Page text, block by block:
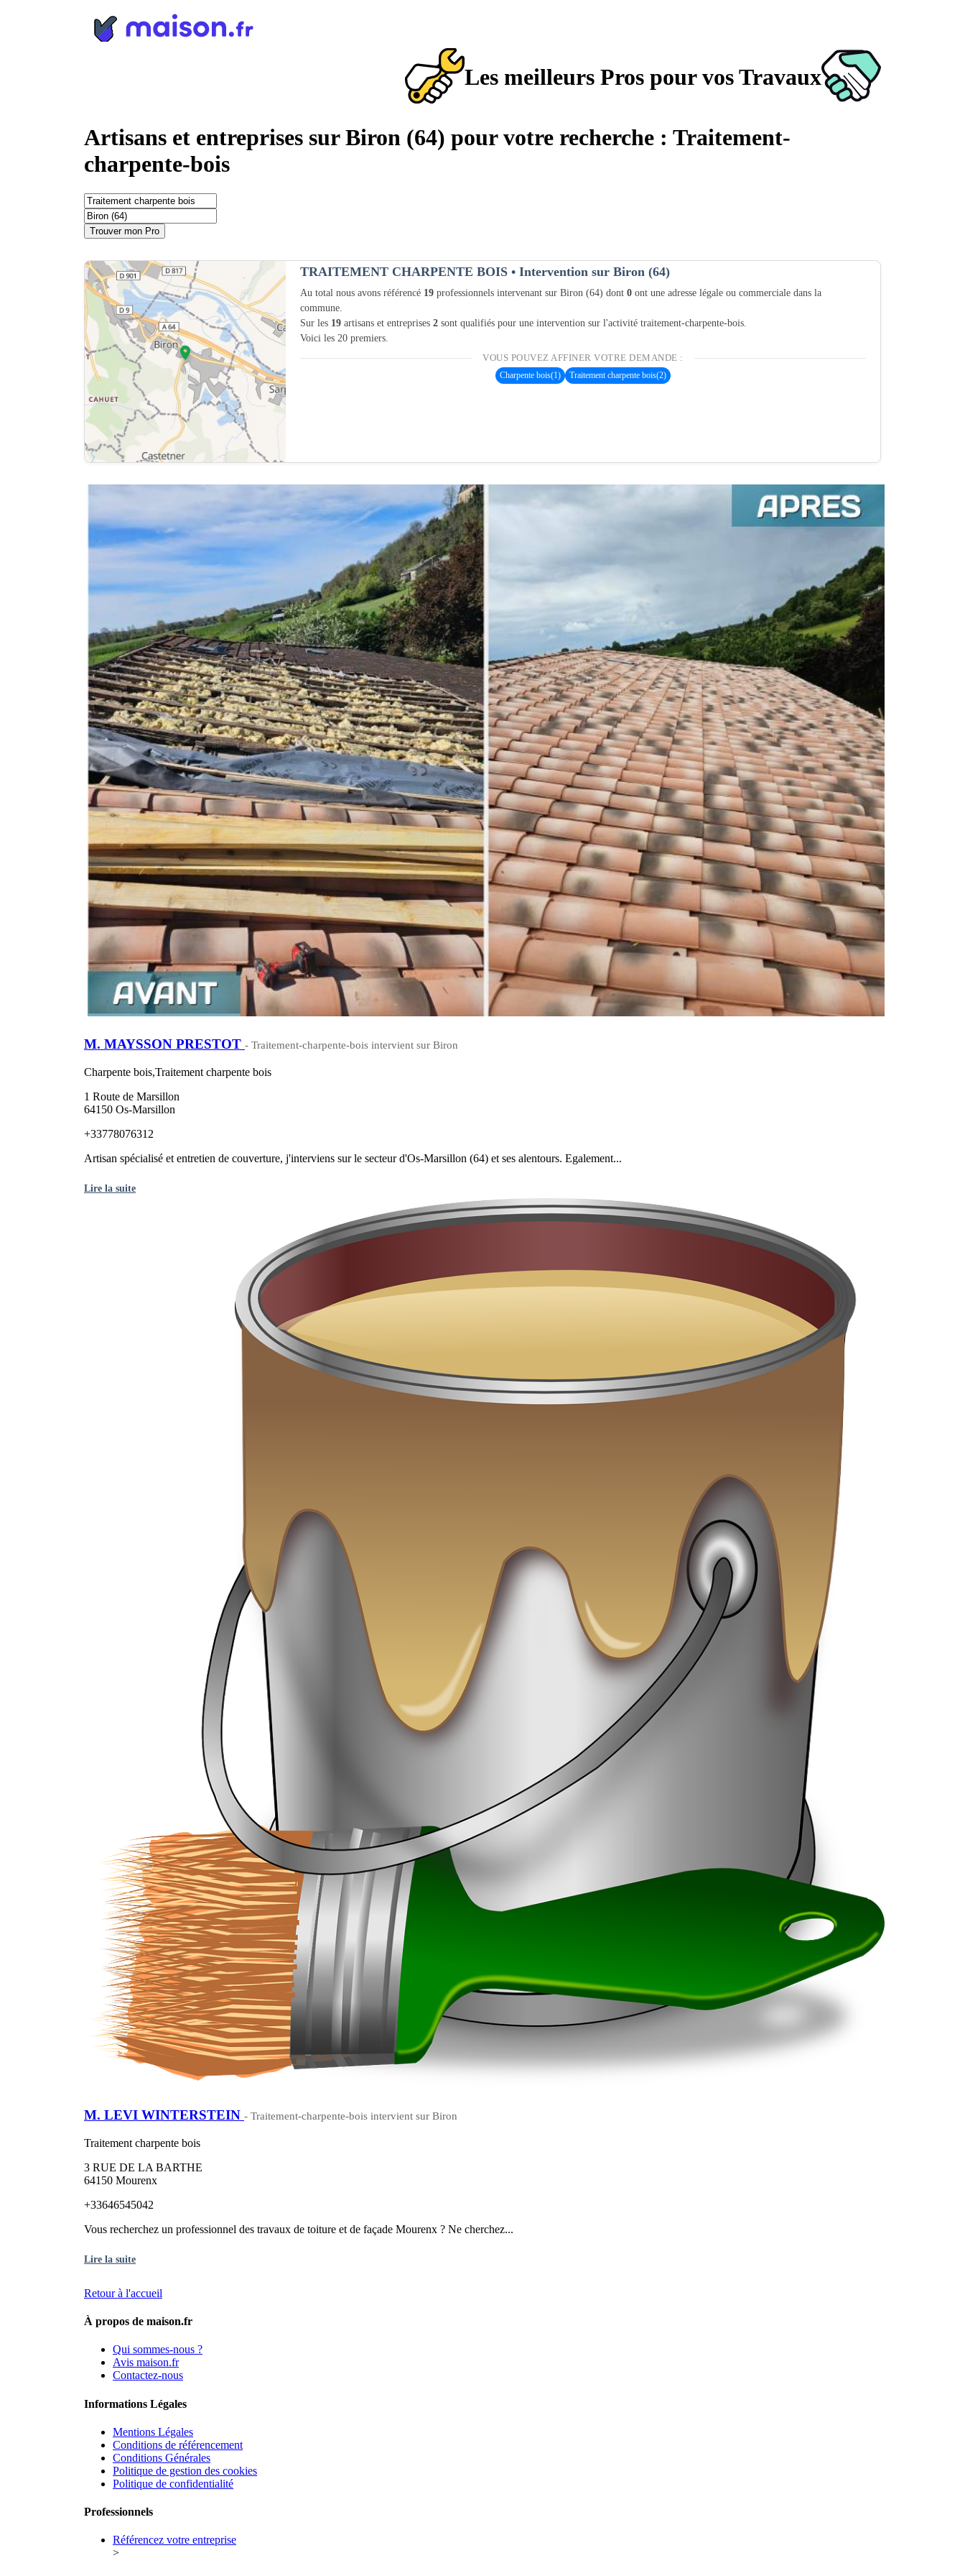
Les meilleurs Pros pour vos Travaux
Artisans et entreprises sur Biron (64) pour votre recherche : Traitement-
charpente-bois
Trouver mon Pro
TRAITEMENT CHARPENTE BOIS • Intervention sur Biron (64)
Au total nous avons référencé 19 professionnels intervenant sur Biron (64) dont 0 ont une adresse légale ou commerciale dans la
commune.
Sur les 19 artisans et entreprises 2 sont qualifiés pour une intervention sur l'activité traitement-charpente-bois.
Voici les 20 premiers.
VOUS POUVEZ AFFINER VOTRE DEMANDE :
Charpente bois(1) Traitement charpente bois(2)
M. MAYSSON PRESTOT - Traitement-charpente-bois intervient sur Biron
Charpente bois,Traitement charpente bois
1 Route de Marsillon
64150 Os-Marsillon
+33778076312
Artisan spécialisé et entretien de couverture, j'interviens sur le secteur d'Os-Marsillon (64) et ses alentours. Egalement...
Lire la suite
M. LEVI WINTERSTEIN - Traitement-charpente-bois intervient sur Biron
Traitement charpente bois
3 RUE DE LA BARTHE
64150 Mourenx
+33646545042
Vous recherchez un professionnel des travaux de toiture et de façade Mourenx ? Ne cherchez...
Lire la suite
Retour à l'accueil
À propos de maison.fr
Qui sommes-nous ?
Avis maison.fr
Contactez-nous
Informations Légales
Mentions Légales
Conditions de référencement
Conditions Générales
Politique de gestion des cookies
Politique de confidentialité
Professionnels
Référencez votre entreprise
>